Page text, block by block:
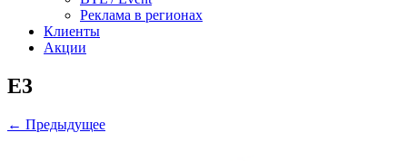
Реклама в регионах
Клиенты
Акции
E3
← Предыдущее